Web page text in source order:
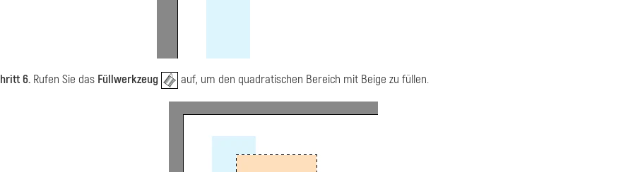
6. Rufen Sie das Füllwerkzeug auf, um den quadratischen Bereich mit Beige zu füllen.